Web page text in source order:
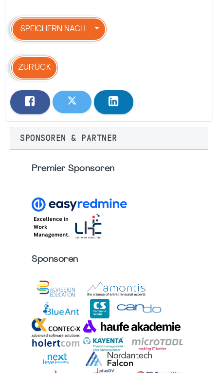
SPEICHERN NACH
ZURÜCK
SPONSOREN & PARTNER
Premier Sponsoren
Sponsoren